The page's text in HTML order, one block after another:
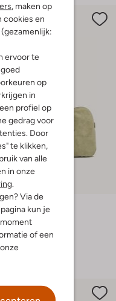
, maken op
cookies en
ervoor te
op
in
profiel op
gedrag voor
Door
te klikken,
van alle
in onze
Via de
kun je
of een
Gianni Chiarini
274,99
meer kleuren